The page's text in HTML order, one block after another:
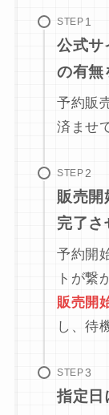
STEP
公式サ
の有無
予約販
済ませ
STEP
販売開
完了さ
予約開
トが繋
販売開
し、待
STEP
指定日